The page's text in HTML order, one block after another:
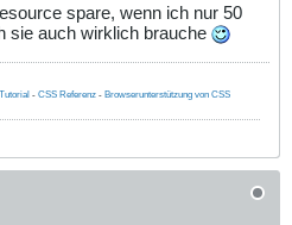
spare, wenn ich nur 50
sie auch wirklich brauche
- CSS Referenz - Browserunterstützung von CSS